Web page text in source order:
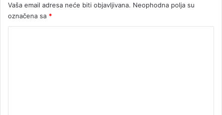
Vaša email adresa neće biti objavljivana. Neophodna polja su
označena sa *